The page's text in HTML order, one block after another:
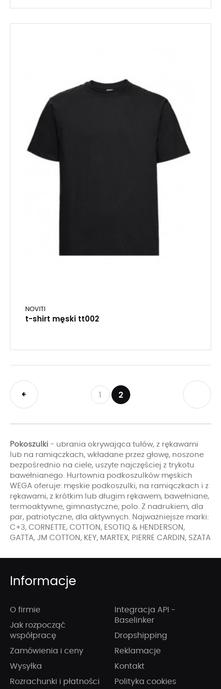
NOVITI
t-shirt męski tt002
1 2
Pokoszulki - ubrania okrywająca tułów, z rękawami
lub na ramiączkach, wkładane przez głowę, noszone
bezpośrednio na ciele, uszyte najczęściej z trykotu
bawełnianego. Hurtownia podkoszulków męskich
WEGA oferuje: męskie podkoszulki, na ramiączkach i z
rękawami, z krótkim lub długim rękawem, bawełniane,
termoaktywne, gimnastyczne, polo. Z nadrukiem, dla
par, patriotyczne, dla aktywnych. Najważniejsze marki:
C+3, CORNETTE, COTTON, ESOTIQ & HENDERSON,
GATTA, JM COTTON, KEY, MARTEX, PIERRE CARDIN, SZATA
Informacje
O firmie
Jak rozpocząć
współpracę
Zamówienia i ceny
Wysyłka
Rozrachunki i płatności
Integracja API -
Baselinker
Dropshipping
Reklamacje
Kontakt
Polityka cookies